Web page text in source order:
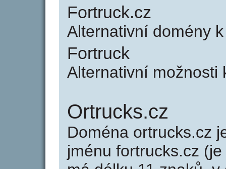
Fortruck.cz
Alternativní domény
Fortruck
Alternativní možnosti
Ortrucks.cz
Doména ortrucks.cz
jménu fortrucks.cz